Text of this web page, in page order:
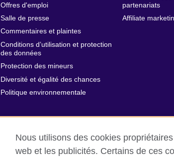
Offres d'emploi
Salle de presse
Commentaires et plaintes
Conditions d’utilisation et protection
des données
Protection des mineurs
Diversité et égalité des chances
Politique environnementale
partenariats
Affiliate
Nous utilisons des cookies
web et les publicités. Certains de ces